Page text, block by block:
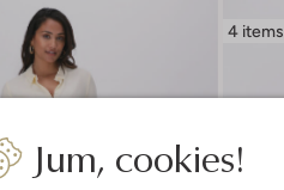
Jum, cookies!
4 items